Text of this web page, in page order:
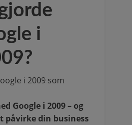
i
Google i 2009 – og
påvirke din business